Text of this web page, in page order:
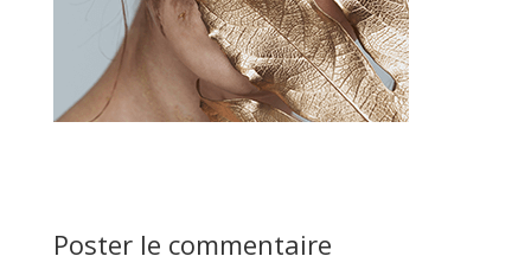
Poster le commentaire